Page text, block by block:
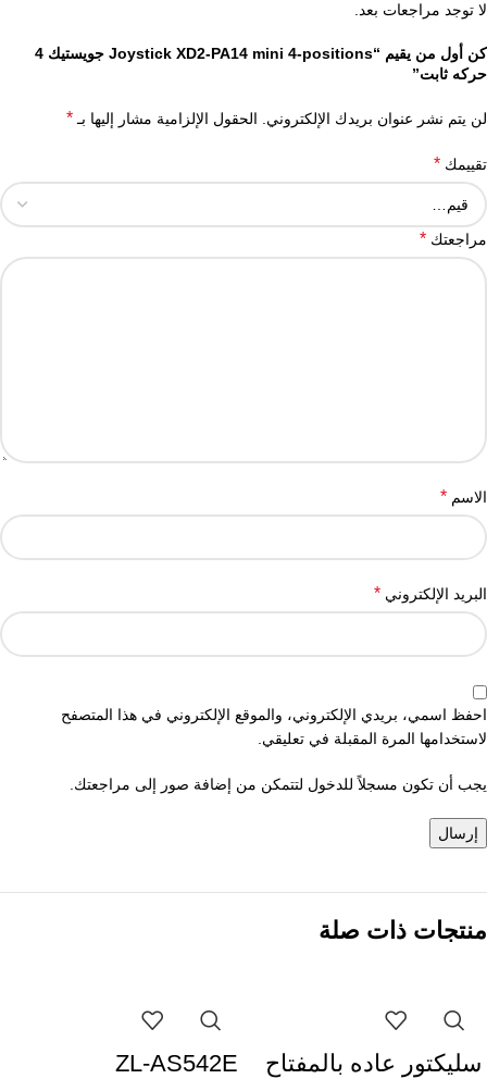
لا توجد مراجعات بعد.
كن أول من يقيم “Joystick XD2-PA14 mini 4-positions جويستيك 4
حركه ثابت”
لن يتم نشر عنوان بريدك الإلكتروني. الحقول الإلزامية مشار إليها بـ*
تقييمك *
مراجعتك *
الاسم *
البريد الإلكتروني *
احفظ اسمي، بريدي الإلكتروني، والموقع الإلكتروني في هذا المتصفح
لاستخدامها المرة المقبلة في تعليقي.
يجب أن تكون مسجلاً للدخول لتتمكن من إضافة صور إلى مراجعتك.
منتجات ذات صلة
سليكتور عاده بالمفتاح
ZL-AS542E